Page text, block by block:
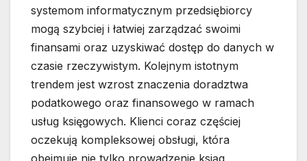
systemom informatycznym przedsiębiorcy
mogą szybciej i łatwiej zarządzać swoimi
finansami oraz uzyskiwać dostęp do danych w
czasie rzeczywistym. Kolejnym istotnym
trendem jest wzrost znaczenia doradztwa
podatkowego oraz finansowego w ramach
usług księgowych. Klienci coraz częściej
oczekują kompleksowej obsługi, która